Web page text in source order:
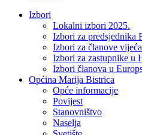
Izbori
Lokalni izbori 2025.
Izbori za predsjednika
Izbori za članove
Izbori za zastupnike u
Izbori članova u
Općina Marija Bistrica
Opće informacije
Povijest
Stanovništvo
Naselja